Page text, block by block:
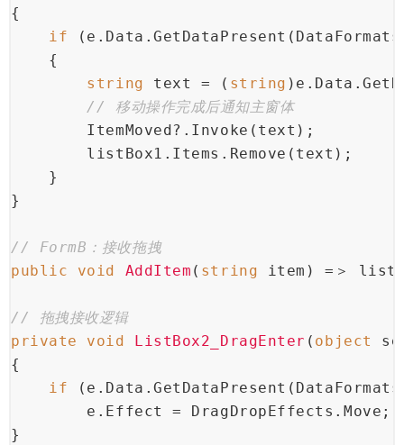
{
if
{
string text = ( string
// 移动操作完成后通知主窗体
ItemMoved?.Invoke(text);
listBox1.Items.Remove(text);
}
}
// FormB：接收拖拽
public
void AddItem ( string item ) =＞
// 拖拽接收逻辑
private
void ListBox2_DragEnter ( object
{
if
e.Effect = DragDropEffects.Move;
}